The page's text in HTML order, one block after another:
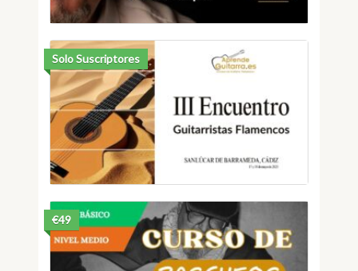
Solo Suscriptores
€49